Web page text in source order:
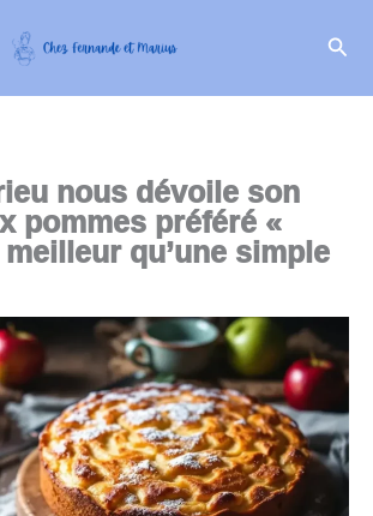
nous dévoile son
pommes préféré «
meilleur qu’une simple